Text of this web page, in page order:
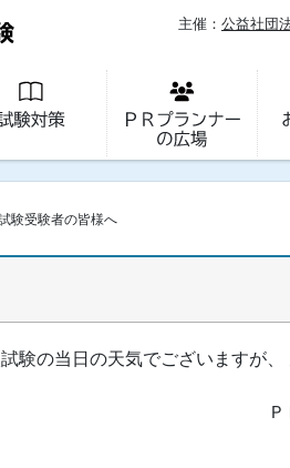
主催： 公益社団
験受験者の皆様へ
験の当日の天気でございますが